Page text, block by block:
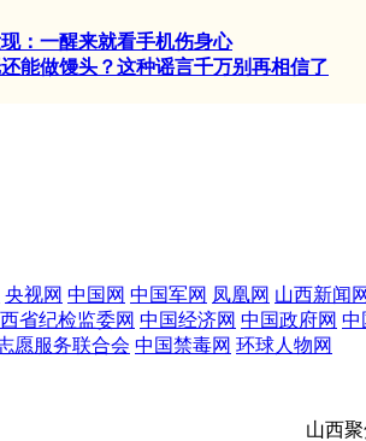
：一醒来就看手机伤身心
能做馒头？这种谣言千万别再相信了
央视网 中国网 中国军网 凤凰网 山西新闻
省纪检监委网 中国经济网 中国政府网 中
愿服务联合会 中国禁毒网 环球人物网
山西聚